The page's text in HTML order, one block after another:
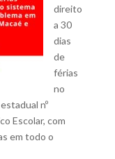
direito
a 30
dias
de
férias
no
nº
Escolar, com
em todo o